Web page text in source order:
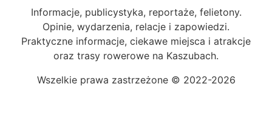
Informacje, publicystyka, reportaże, felietony.
Opinie, wydarzenia, relacje i zapowiedzi.
Praktyczne informacje, ciekawe miejsca i atrakcje
oraz trasy rowerowe na Kaszubach.
Wszelkie prawa zastrzeżone © 2022-2026